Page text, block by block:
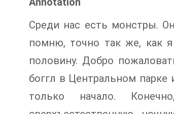
Среди нас есть монстры.
помню, точно так же, как
половину. Добро
боггл в Центральном
только начало.